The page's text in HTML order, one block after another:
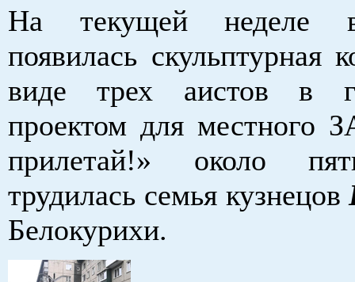
На текущей неделе
появилась скульптурная
виде трех аистов в
проектом для местного
прилетай!» около
трудилась семья кузнецов
Белокурихи.